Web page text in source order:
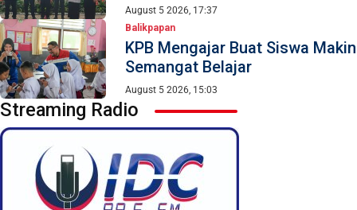
August 5 2026, 17:37
Balikpapan
KPB Mengajar Buat Siswa Makin
Semangat Belajar
August 5 2026, 15:03
Streaming Radio